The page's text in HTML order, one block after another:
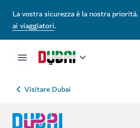
La vostra sicurezza è la nostra priorità.
ai viaggiatori.
Visitare Dubai